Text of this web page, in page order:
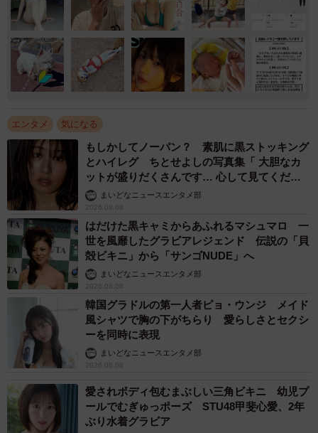
エンタメ 気になる
もしかしてノーパン？ 素肌に黒ストッキング
とハイレグ ちとせよしの写真集「 大胆なカ
ットが盛りだくさんです… 心して見てくださ
い」まいどなニュースエンタメ部
2026.08.08
はだけた黒キャミからあふれるマシュマロ 一
世を風靡したグラビアレジェンド 伝説の「貝
殻ビキニ」から「サンゴNUDE」へ
まいどなニュースエンタメ部
2026.08.08
韓国グラドルの第一人者ピョ・ウンジ メイド
風シャツで胸の下がちらり 愛らしさとセクシ
ーを同時に表現
まいどなニュースエンタメ部
2026.08.08
愛されボディ包むまぶしい三角ビキニ 幼児プ
ールでむぎゅっポーズ STU48甲斐心愛、2年
ぶり水着グラビア